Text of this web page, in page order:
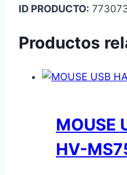
ID PRODUCTO:
Productos
MOUSE
HV-